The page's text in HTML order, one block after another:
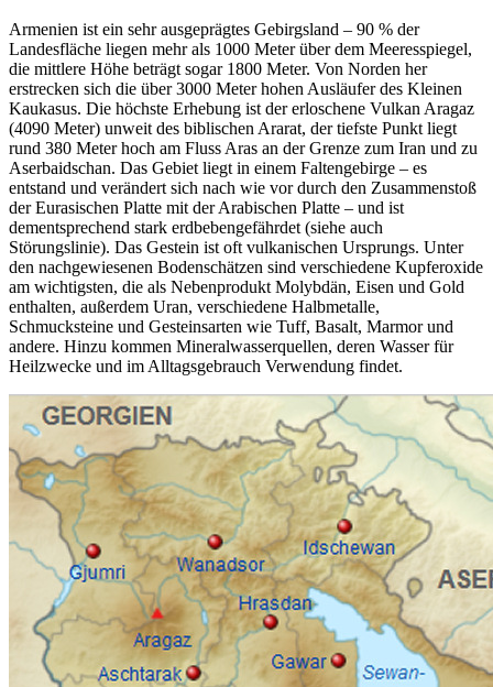
Armenien ist ein sehr ausgeprägtes Gebirgsland – 90 % der
Landesfläche liegen mehr als 1000 Meter über dem Meeresspiegel,
die mittlere Höhe beträgt sogar 1800 Meter. Von Norden her
erstrecken sich die über 3000 Meter hohen Ausläufer des Kleinen
Kaukasus. Die höchste Erhebung ist der erloschene Vulkan Aragaz
(4090 Meter) unweit des biblischen Ararat, der tiefste Punkt liegt
rund 380 Meter hoch am Fluss Aras an der Grenze zum Iran und zu
Aserbaidschan. Das Gebiet liegt in einem Faltengebirge – es
entstand und verändert sich nach wie vor durch den Zusammenstoß
der Eurasischen Platte mit der Arabischen Platte – und ist
dementsprechend stark erdbebengefährdet (siehe auch
Störungslinie). Das Gestein ist oft vulkanischen Ursprungs. Unter
den nachgewiesenen Bodenschätzen sind verschiedene Kupferoxide
am wichtigsten, die als Nebenprodukt Molybdän, Eisen und Gold
enthalten, außerdem Uran, verschiedene Halbmetalle,
Schmucksteine und Gesteinsarten wie Tuff, Basalt, Marmor und
andere. Hinzu kommen Mineralwasserquellen, deren Wasser für
Heilzwecke und im Alltagsgebrauch Verwendung findet.